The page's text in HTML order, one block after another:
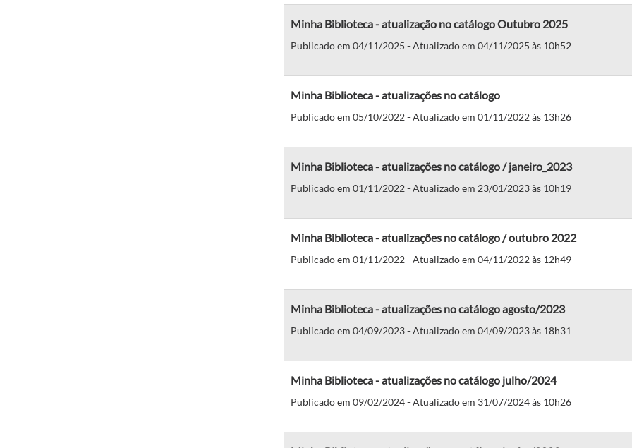
Minha Biblioteca - atualização no catálogo Outubro 2025
Publicado em 04/11/2025 - Atualizado em 04/11/2025 às 10h52
Minha Biblioteca - atualizações no catálogo
Publicado em 05/10/2022 - Atualizado em 01/11/2022 às 13h26
Minha Biblioteca - atualizações no catálogo / janeiro_2023
Publicado em 01/11/2022 - Atualizado em 23/01/2023 às 10h19
Minha Biblioteca - atualizações no catálogo / outubro 2022
Publicado em 01/11/2022 - Atualizado em 04/11/2022 às 12h49
Minha Biblioteca - atualizações no catálogo agosto/2023
Publicado em 04/09/2023 - Atualizado em 04/09/2023 às 18h31
Minha Biblioteca - atualizações no catálogo julho/2024
Publicado em 09/02/2024 - Atualizado em 31/07/2024 às 10h26